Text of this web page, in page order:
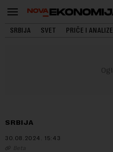
SRBIJA SVET PRIČE I ANALIZE
SRBIJA
30.08.2024. 15:43
Beta